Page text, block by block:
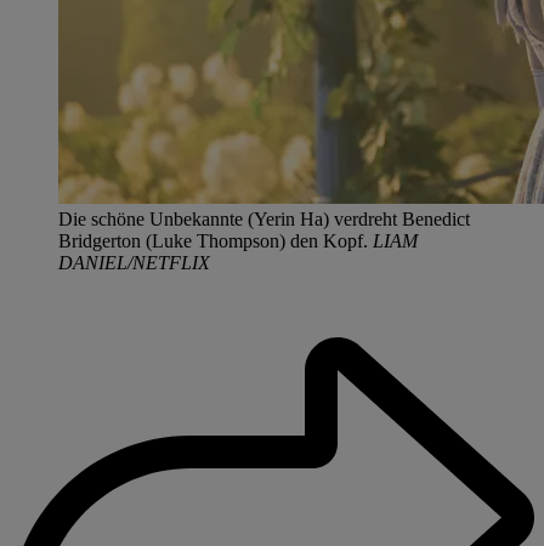
Die schöne Unbekannte (Yerin Ha) verdreht Benedict
Bridgerton (Luke Thompson) den Kopf. LIAM
DANIEL/NETFLIX